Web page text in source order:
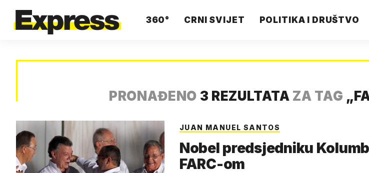
360° CRNI SVIJET POLITIKA I DRUŠTVO
PRONAĐENO 3 REZULTATA ZA TAG „
JUAN MANUEL SANTOS
Nobel predsjedniku
FARC-om